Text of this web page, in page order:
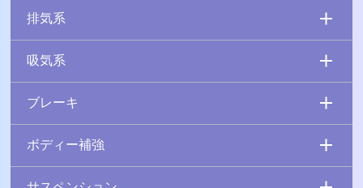
排気系
吸気系
ブレーキ
ボディー補強